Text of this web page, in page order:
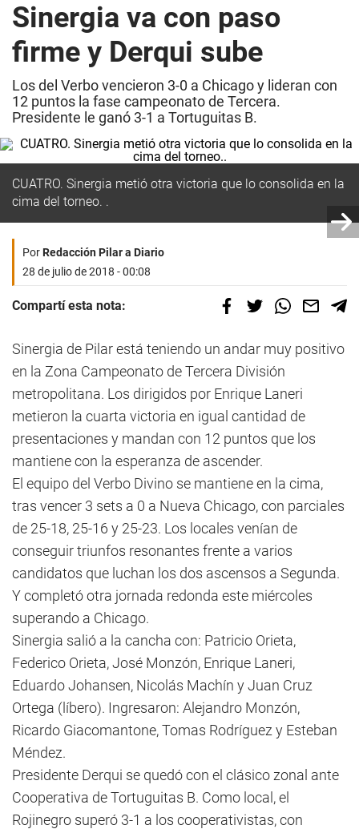
Sinergia va con paso
firme y Derqui sube
Los del Verbo vencieron 3-0 a Chicago y lideran con
12 puntos la fase campeonato de Tercera.
Presidente le ganó 3-1 a Tortuguitas B.
CUATRO. Sinergia metió otra victoria que lo consolida en la
cima del torneo. .
PorRedacción Pilar a Diario
28 de julio de 2018 - 00:08
Compartí esta nota:
Sinergia de Pilar está teniendo un andar muy positivo
en la Zona Campeonato de Tercera División
metropolitana. Los dirigidos por Enrique Laneri
metieron la cuarta victoria en igual cantidad de
presentaciones y mandan con 12 puntos que los
mantiene con la esperanza de ascender.
El equipo del Verbo Divino se mantiene en la cima,
tras vencer 3 sets a 0 a Nueva Chicago, con parciales
de 25-18, 25-16 y 25-23. Los locales venían de
conseguir triunfos resonantes frente a varios
candidatos que luchan los dos ascensos a Segunda.
Y completó otra jornada redonda este miércoles
superando a Chicago.
Sinergia salió a la cancha con: Patricio Orieta,
Federico Orieta, José Monzón, Enrique Laneri,
Eduardo Johansen, Nicolás Machín y Juan Cruz
Ortega (líbero). Ingresaron: Alejandro Monzón,
Ricardo Giacomantone, Tomas Rodríguez y Esteban
Méndez.
Presidente Derqui se quedó con el clásico zonal ante
Cooperativa de Tortuguitas B. Como local, el
Rojinegro superó 3-1 a los cooperativistas, con